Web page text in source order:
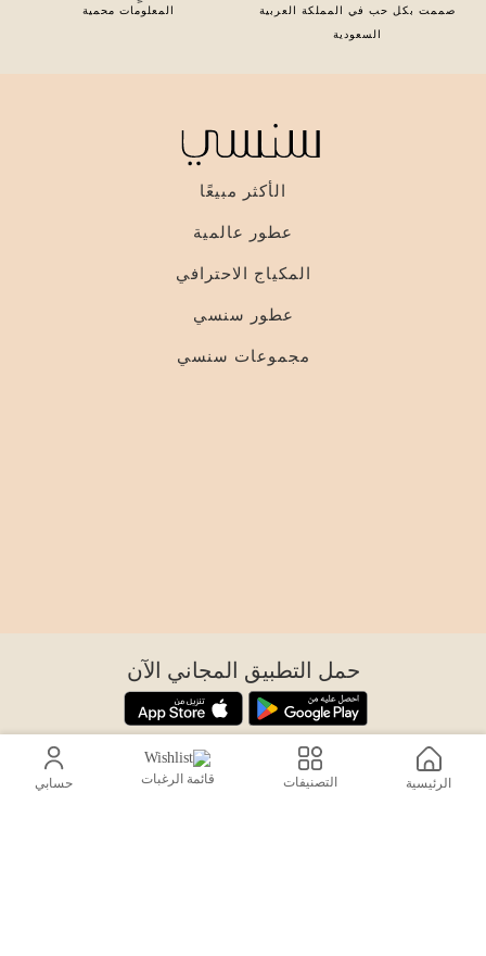
الرئيسية التصنيفات قائمة الرغبات حسابي
صممت بكل حب في المملكة العربية
السعودية
المعلومات محمية
الأكثر مبيعًا
عطور عالمية
المكياج الاحترافي
عطور سنسي
مجموعات سنسي
حمل التطبيق المجاني الآن
اتصل بنا